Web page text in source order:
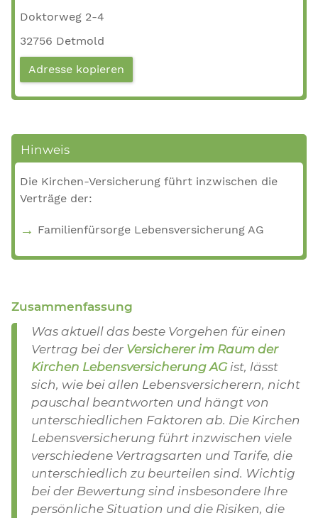
Doktorweg 2-4
32756 Detmold
Adresse kopieren
Hinweis
Die Kirchen-Versicherung führt inzwischen die
Verträge der:
Familienfürsorge Lebensversicherung AG
Zusammenfassung
Was aktuell das beste Vorgehen für einen
Vertrag bei der Versicherer im Raum der
Kirchen Lebensversicherung AGist, lässt
sich, wie bei allen Lebensversicherern, nicht
pauschal beantworten und hängt von
unterschiedlichen Faktoren ab. Die Kirchen
Lebensversicherung führt inzwischen viele
verschiedene Vertragsarten und Tarife, die
unterschiedlich zu beurteilen sind. Wichtig
bei der Bewertung sind insbesondere Ihre
persönliche Situation und die Risiken, die